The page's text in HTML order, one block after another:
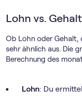
Lohn vs.
Ob Lohn oder Gehalt,
sehr ähnlich aus. Die
Berechnung des
Lohn: Du